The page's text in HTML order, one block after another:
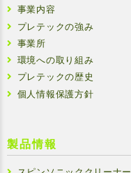
事業内容
プレテックの強み
事業所
環境への取り組み
プレテックの歴史
個人情報保護方針
製品情報